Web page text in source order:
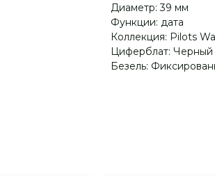
Диаметр: 39 мм
Функции: дата
Коллекция: Pilots
Циферблат: Черный
Безель: